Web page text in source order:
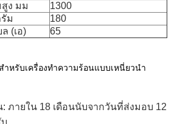
ง มม
1300
ม
180
ล (เอ) 65
ำหรับเครื่องทำความร้อนแบบเหนี่ยวนำ
: ภายใน 18 เดือนนับจากวันที่ส่งมอบ 12